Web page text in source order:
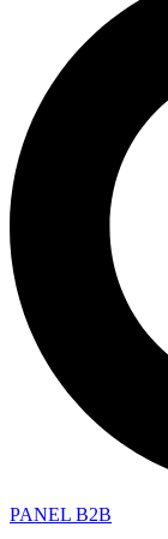
PANEL B2B